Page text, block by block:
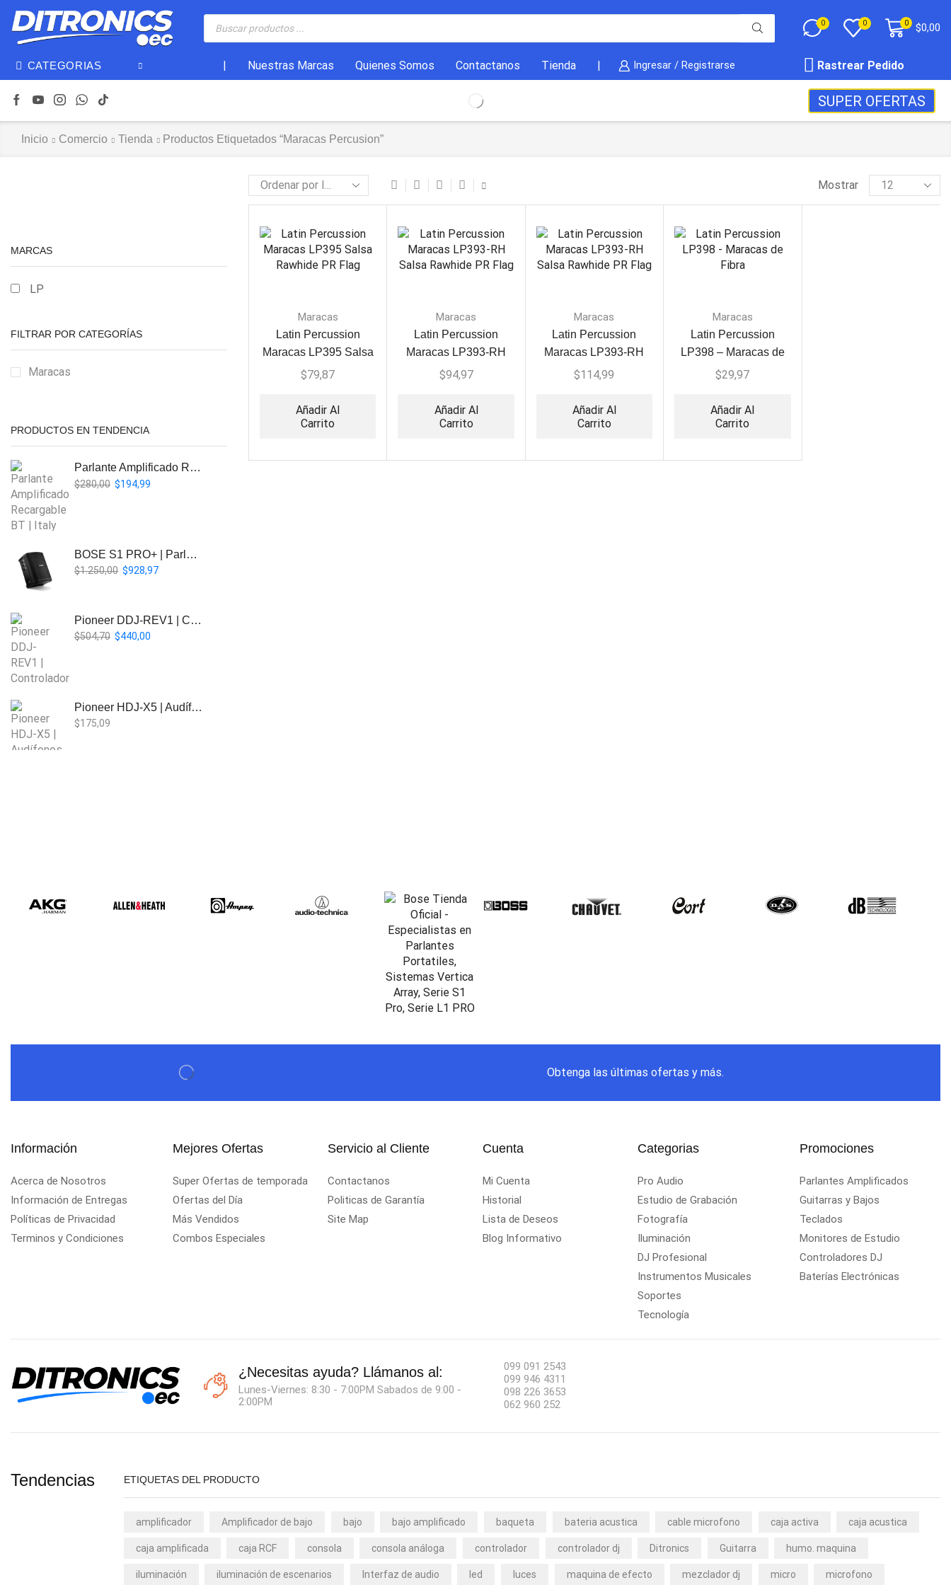
0 0 0 $0,00
CATEGORIAS Nuestras Marcas Quienes Somos Contactanos Tienda Ingresar / Registrarse Rastrear Pedido
SUPER OFERTAS
Inicio Comercio Tienda Productos Etiquetados “maracas Percusion”
Mostrar
Maracas
Latin Percussion
Maracas LP395 Salsa
Rawhide PR Flag
$79,87
Añadir Al
Carrito
Maracas
Latin Percussion
Maracas LP393-RH
Salsa Rawhide PR
$94,97
Añadir Al
Carrito
Maracas
Latin Percussion
Maracas LP393-RH
Salsa Rawhide PR
$114,99
Añadir Al
Carrito
Maracas
Latin Percussion
LP398 – Maracas de
Fibra
$29,97
Añadir Al
Carrito
MARCAS
LP
FILTRAR POR CATEGORÍAS
Maracas
PRODUCTOS EN TENDENCIA
Parlante Amplificado Recargable BT | Italy Audio ITL-PRO11
$280,00 $194,99
BOSE S1 PRO+ | Parlante Profesional PA Inalámbrico
$1.250,00 $928,97
Pioneer DDJ-REV1 | Controlador DJ de 2 canales estilo Scratch
$504,70 $440,00
Pioneer HDJ-X5 | Audífonos para DJ
$175,09
Obtenga las últimas ofertas y más.
Información
Acerca de Nosotros
Información de Entregas
Políticas de Privacidad
Terminos y Condiciones
Mejores Ofertas
Super Ofertas de temporada
Ofertas del Día
Más Vendidos
Combos Especiales
Servicio al Cliente
Contactanos
Politicas de Garantía
Site Map
Cuenta
Mi Cuenta
Historial
Lista de Deseos
Blog Informativo
Categorias
Pro Audio
Estudio de Grabación
Fotografía
Iluminación
DJ Profesional
Instrumentos Musicales
Soportes
Tecnología
Promociones
Parlantes Amplificados
Guitarras y Bajos
Teclados
Monitores de Estudio
Controladores DJ
Baterías Electrónicas
¿Necesitas ayuda? Llámanos al:
Lunes-Viernes: 8:30 - 7:00PM Sabados de 9:00 -
2:00PM
099 091 2543
099 946 4311
098 226 3653
062 960 252
Tendencias ETIQUETAS DEL PRODUCTO
amplificador Amplificador de bajo bajo bajo amplificado baqueta bateria acustica cable microfono caja activa caja acustica
caja amplificada caja RCF consola consola análoga controlador controlador dj Ditronics Guitarra humo. maquina
iluminación iluminación de escenarios Interfaz de audio led luces maquina de efecto mezclador dj micro microfono